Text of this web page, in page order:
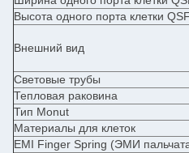
Высота одного порта клетки
Внешний вид
Световые трубы
Тепловая раковина
Тип Monut
Материалы для клеток
EMI Finger Spring (ЭМИ